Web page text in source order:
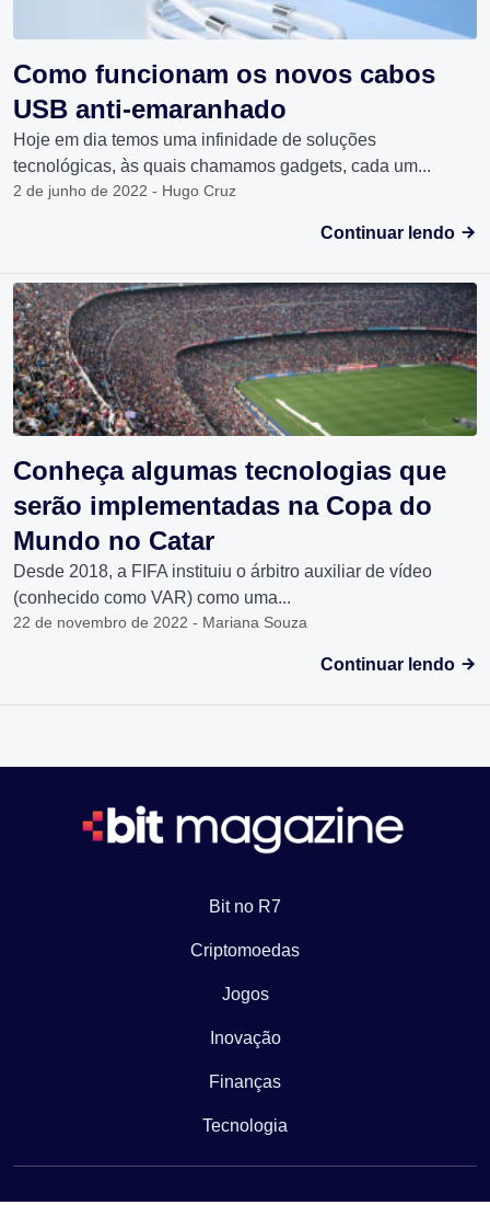
Como funcionam os novos cabos
USB anti-emaranhado
Hoje em dia temos uma infinidade de soluções
tecnológicas, às quais chamamos gadgets, cada um...
2 de junho de 2022 - Hugo Cruz
Continuar lendo
Conheça algumas tecnologias que
serão implementadas na Copa do
Mundo no Catar
Desde 2018, a FIFA instituiu o árbitro auxiliar de vídeo
(conhecido como VAR) como uma...
22 de novembro de 2022 - Mariana Souza
Continuar lendo
Bit no R7
Criptomoedas
Jogos
Inovação
Finanças
Tecnologia